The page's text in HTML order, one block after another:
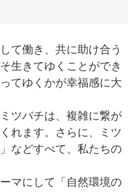
て働き、共に助け合う
生きてゆくことができ
てゆくかが幸福感に大
ツバチは、複雑に繋が
れます。さらに、ミツ
などすべて、私たちの
マにして「自然環境の